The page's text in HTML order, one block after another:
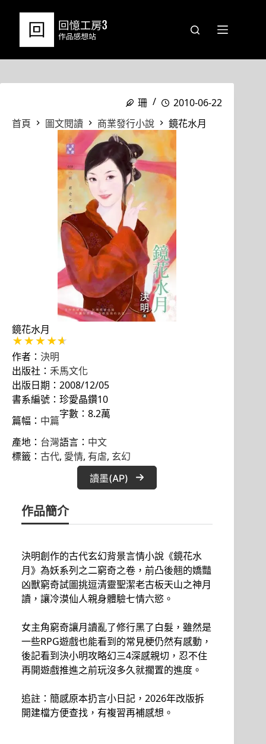
珊
2010-06-22
首頁
圖文閱讀 商業發行小說 鏡花水月
鏡花水月
作者： 決明
出版社： 禾馬文化
出版日期：2008/12/05
書系編號：珍愛晶鑽10
篇幅： 中篇
字數：8.2萬
產地： 台灣語言： 中文
標籤： 古代, 愛情, 有虐, 玄幻
讀墨(AP)
作品簡介
決明創作的古代玄幻背景言情小說《鏡花水
月》為妖系列之二窮奇之卷，前凸後翹的嬌豔
凶獸窮奇試圖挑逗清靈聖潔老古板天山之神月
讀，讓冷漠仙人親身體驗七情六慾。
女主角窮奇讓月讀亂了修行黑了白髮，雖然是
一些RPG遊戲也能看到的常見梗仍然有感動，
後記看到決小明攻略幻三4深感親切，忍不住
再開遊戲推進之前玩沒多久就擱置的進度。
追註：簡感原本扔言小日記，2026年改版拆
開建檔方便查找，有複習再補感想。